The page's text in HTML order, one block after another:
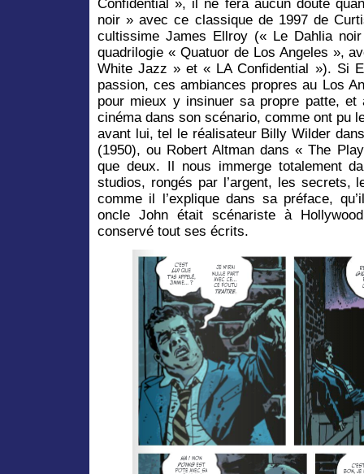
Confidential », il ne fera aucun doute
noir » avec ce classique de 1997 de
cultissime James Ellroy (« Le Dahlia
quadrilogie « Quatuor de Los Angeles »,
White Jazz » et « LA Confidential »). Si
passion, ces ambiances propres au Los
pour mieux y insinuer sa propre patte, et
cinéma dans son scénario, comme ont pu
avant lui, tel le réalisateur Billy Wilder
(1950), ou Robert Altman dans « The
que deux. Il nous immerge totalement
studios, rongés par l’argent, les secrets,
comme il l’explique dans sa préface,
oncle John était scénariste à
conservé tout ses écrits.